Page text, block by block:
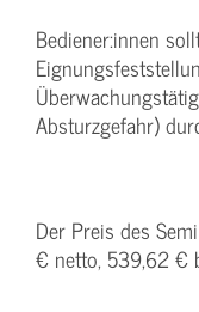
Bediener:innen
Absturzgefahr)
Der Preis des
€ netto, 539,62 €